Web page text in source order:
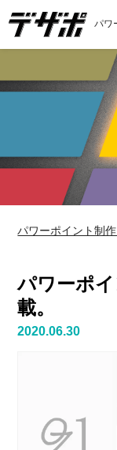
パワ
パワーポイント制
パワーポ
載。
2020.06.30